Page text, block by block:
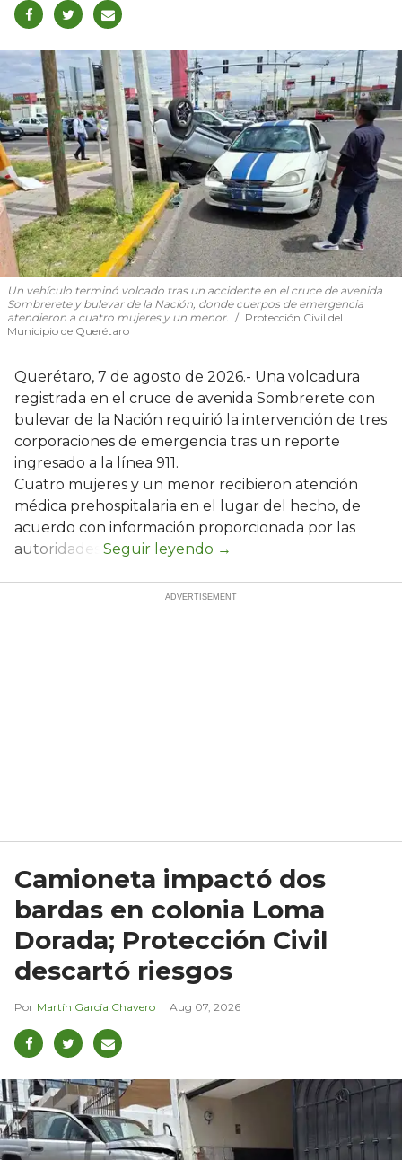
Un vehículo terminó volcado tras un accidente en el cruce de avenida
Sombrerete y bulevar de la Nación, donde cuerpos de emergencia
atendieron a cuatro mujeres y un menor.
Protección Civil del
Municipio de Querétaro
Querétaro, 7 de agosto de 2026.- Una volcadura
registrada en el cruce de avenida Sombrerete con
bulevar de la Nación requirió la intervención de tres
corporaciones de emergencia tras un reporte
ingresado a la línea 911.
Cuatro mujeres y un menor recibieron atención
médica prehospitalaria en el lugar del hecho, de
acuerdo con información proporcionada por las
autoridades.
Camioneta impactó dos
bardas en colonia Loma
Dorada; Protección Civil
descartó riesgos
Martín García Chavero Aug 07, 2026